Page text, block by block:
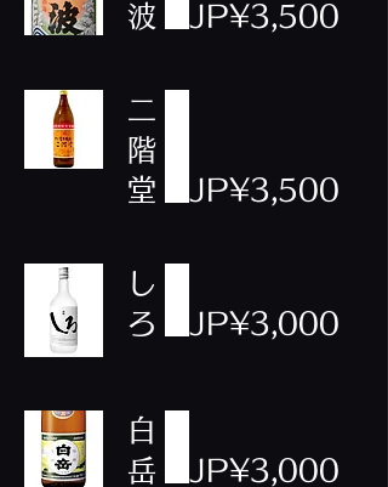
波
JP¥3,500
二
階
堂
JP¥3,500
し
ろ
JP¥3,000
白
岳
JP¥3,000